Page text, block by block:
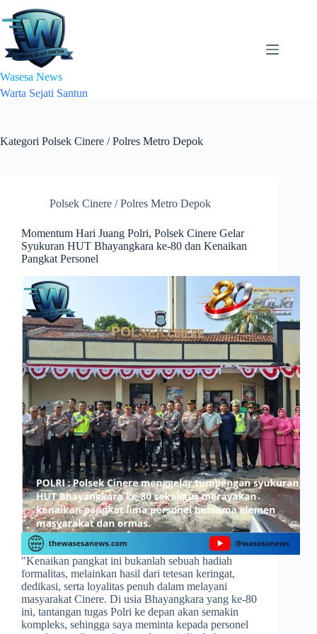
to
content
Wasesa News
Warta Sejati Santun
Kategori Polsek Cinere / Polres Metro Depok
Polsek Cinere / Polres Metro Depok
Momentum Hari Juang Polri, Polsek Cinere Gelar
Syukuran HUT Bhayangkara ke-80 dan Kenaikan
Pangkat Personel
​"Kenaikan pangkat ini bukanlah sebuah hadiah
formalitas, melainkan hasil dari tetesan keringat,
dedikasi, serta loyalitas penuh dalam melayani
masyarakat Cinere. Di usia Bhayangkara yang ke-80
ini, tantangan tugas Polri ke depan akan semakin
kompleks, sehingga saya meminta kepada personel